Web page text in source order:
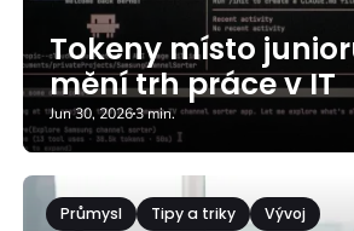
Tokeny místo
mění trh práce v IT
Jun 30, 20263 min.
Průmysl Tipy a triky Vývoj